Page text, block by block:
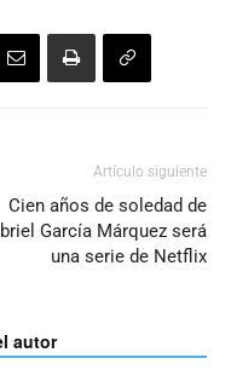
Artículo siguiente
Cien años de soledad de
García Márquez será
una serie de Netflix
autor